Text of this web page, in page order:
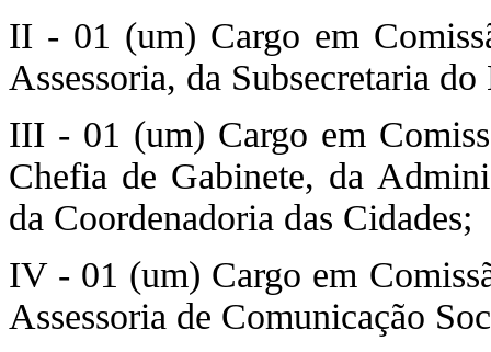
II - 01 (um) Cargo em
Assessoria, da Subsecretaria
III - 01 (um) Cargo em
Chefia de Gabinete, da
da Coordenadoria das Cidades;
IV - 01 (um) Cargo em
Assessoria de Comunicação